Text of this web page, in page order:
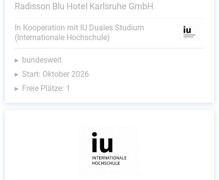
Radisson Blu Hotel Karlsruhe GmbH
In Kooperation mit IU Duales Studium
(Internationale Hochschule)
bundesweit
Start: Oktober 2026
Freie Plätze: 1